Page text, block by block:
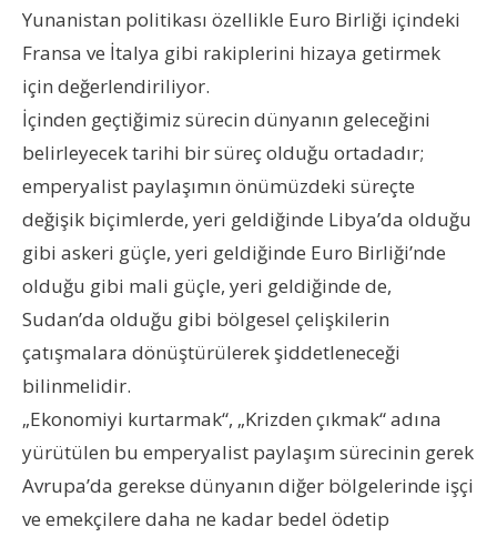
Yunanistan politikası özellikle Euro Birliği içindeki
Fransa ve İtalya gibi rakiplerini hizaya getirmek
için değerlendiriliyor.
İçinden geçtiğimiz sürecin dünyanın geleceğini
belirleyecek tarihi bir süreç olduğu ortadadır;
emperyalist paylaşımın önümüzdeki süreçte
değişik biçimlerde, yeri geldiğinde Libya’da olduğu
gibi askeri güçle, yeri geldiğinde Euro Birliği’nde
olduğu gibi mali güçle, yeri geldiğinde de,
Sudan’da olduğu gibi bölgesel çelişkilerin
çatışmalara dönüştürülerek şiddetleneceği
bilinmelidir.
„Ekonomiyi kurtarmak“, „Krizden çıkmak“ adına
yürütülen bu emperyalist paylaşım sürecinin gerek
Avrupa’da gerekse dünyanın diğer bölgelerinde işçi
ve emekçilere daha ne kadar bedel ödetip